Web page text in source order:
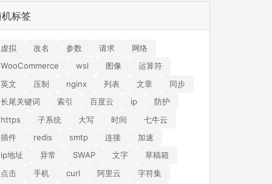
标签
虚拟 改名 参数 请求
网络
WooCommerce
wsl 图像
运算符
英文
压制 nginx 列表 文章
同步
长尾关键词
索引 百度云 ip
防护
https
子系统 大写 时间
七牛云
插件
redis smtp 连接
加速
ip地址
异常 SWAP 文字
草稿箱
点击
手机 curl 阿里云 字符集